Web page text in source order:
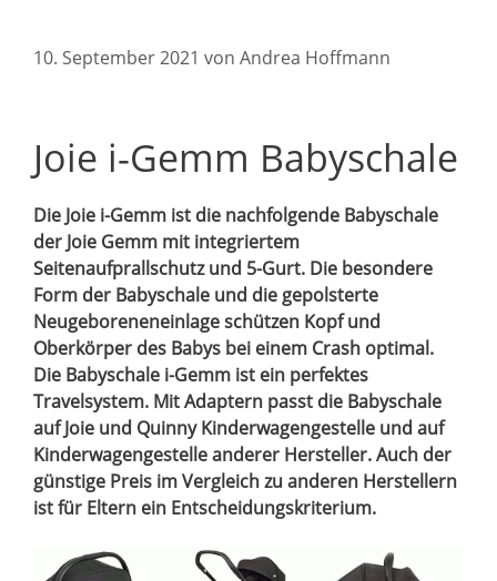
10. September 2021 von Andrea Hoffmann
Joie i-Gemm Babyschale
Die Joie i-Gemm ist die nachfolgende Babyschale
der Joie Gemm mit integriertem
Seitenaufprallschutz und 5-Gurt. Die besondere
Form der Babyschale und die gepolsterte
Neugeboreneneinlage schützen Kopf und
Oberkörper des Babys bei einem Crash optimal.
Die Babyschale i-Gemm ist ein perfektes
Travelsystem. Mit Adaptern passt die Babyschale
auf Joie und Quinny Kinderwagengestelle und auf
Kinderwagengestelle anderer Hersteller. Auch der
günstige Preis im Vergleich zu anderen Herstellern
ist für Eltern ein Entscheidungskriterium.